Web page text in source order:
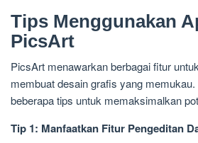
Tips Menggunakan
PicsArt
PicsArt menawarkan berbagai fitur
membuat desain grafis yang
beberapa tips untuk memaksimalkan
Tip 1: Manfaatkan Fitur Pengeditan